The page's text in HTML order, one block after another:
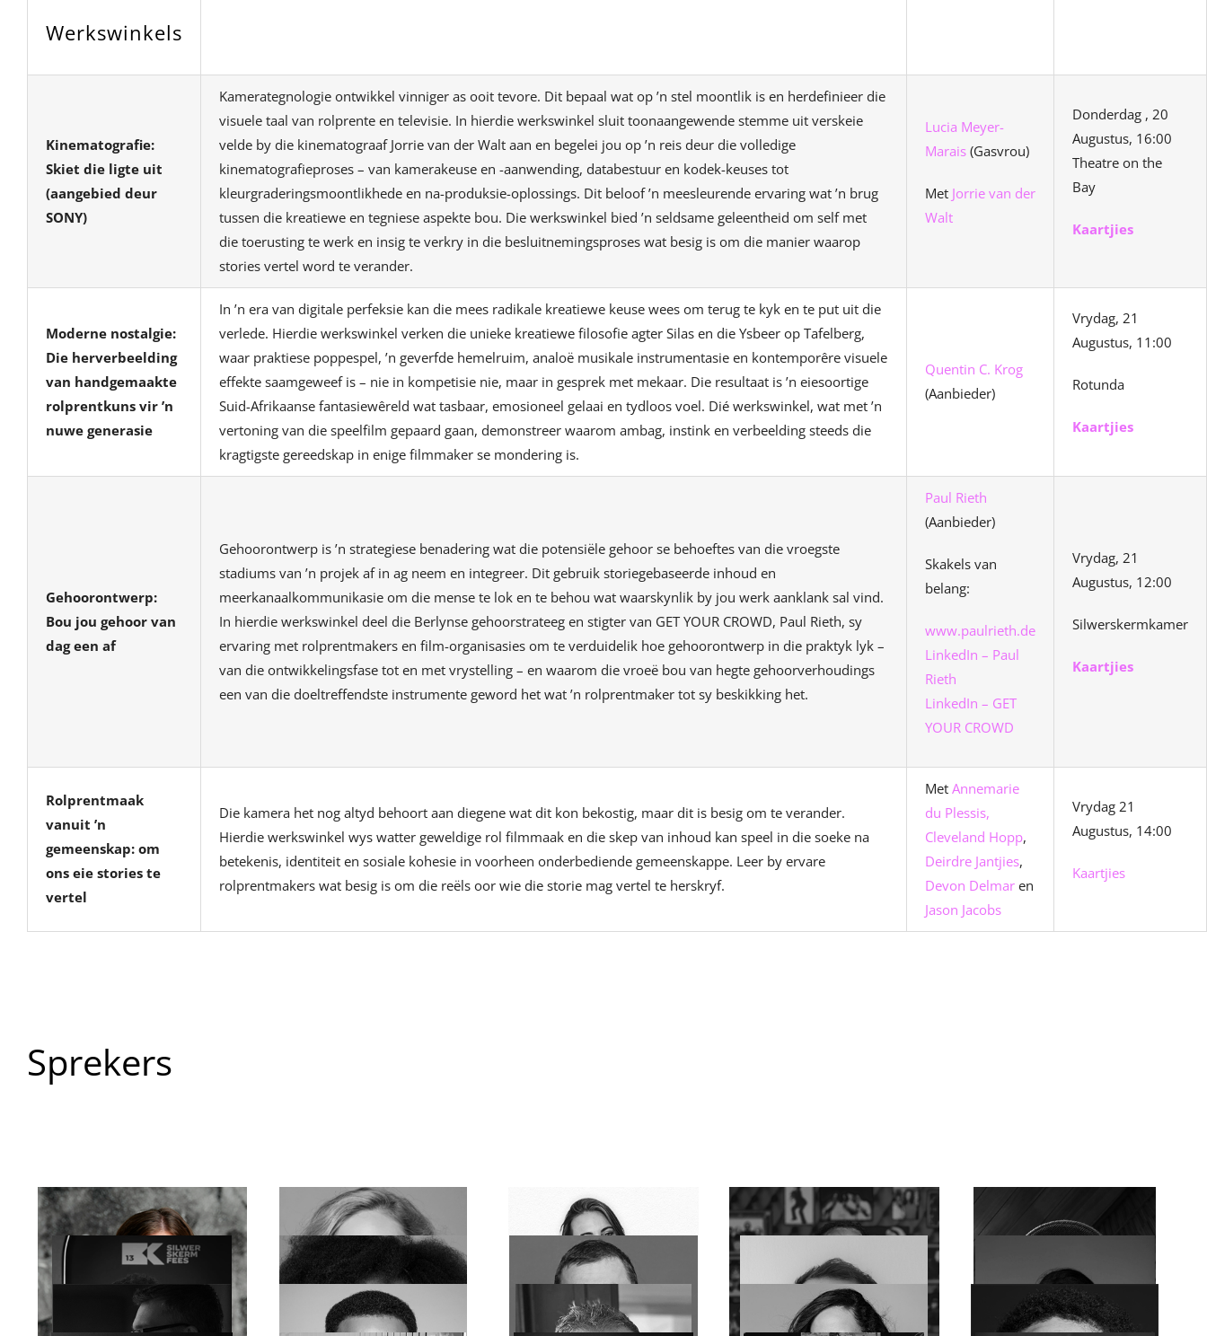
Werkswinkels
Kinematografie:
Skiet die ligte uit
(aangebied deur
SONY)
Kamerategnologie ontwikkel vinniger as ooit tevore. Dit bepaal wat op ’n stel moontlik is en herdefinieer die
visuele taal van rolprente en televisie. In hierdie werkswinkel sluit toonaangewende stemme uit verskeie
velde by die kinematograaf Jorrie van der Walt aan en begelei jou op ’n reis deur die volledige
kinematografieproses – van kamerakeuse en -aanwending, databestuur en kodek-keuses tot
kleurgraderingsmoontlikhede en na-produksie-oplossings. Dit beloof ’n meesleurende ervaring wat ’n brug
tussen die kreatiewe en tegniese aspekte bou. Die werkswinkel bied ’n seldsame geleentheid om self met
die toerusting te werk en insig te verkry in die besluitnemingsproses wat besig is om die manier waarop
stories vertel word te verander.
Lucia Meyer-
Marais(Gasvrou)
Met Jorrie van der
Walt
Donderdag , 20
Augustus, 16:00
Theatre on the
Bay
Kaartjies
Moderne nostalgie:
Die herverbeelding
van handgemaakte
rolprentkuns vir ’n
nuwe generasie
In ’n era van digitale perfeksie kan die mees radikale kreatiewe keuse wees om terug te kyk en te put uit die
verlede. Hierdie werkswinkel verken die unieke kreatiewe filosofie agter Silas en die Ysbeer op Tafelberg,
waar praktiese poppespel, ’n geverfde hemelruim, analoë musikale instrumentasie en kontemporêre visuele
effekte saamgeweef is – nie in kompetisie nie, maar in gesprek met mekaar. Die resultaat is ’n eiesoortige
Suid-Afrikaanse fantasiewêreld wat tasbaar, emosioneel gelaai en tydloos voel. Dié werkswinkel, wat met ’n
vertoning van die speelfilm gepaard gaan, demonstreer waarom ambag, instink en verbeelding steeds die
kragtigste gereedskap in enige filmmaker se mondering is.
Quentin C. Krog
(Aanbieder)
Vrydag, 21
Augustus, 11:00
Rotunda
Kaartjies
Gehoorontwerp:
Bou jou gehoor van
dag een af
Gehoorontwerp is ’n strategiese benadering wat die potensiële gehoor se behoeftes van die vroegste
stadiums van ’n projek af in ag neem en integreer. Dit gebruik storiegebaseerde inhoud en
meerkanaalkommunikasie om die mense te lok en te behou wat waarskynlik by jou werk aanklank sal vind.
In hierdie werkswinkel deel die Berlynse gehoorstrateeg en stigter van GET YOUR CROWD, Paul Rieth, sy
ervaring met rolprentmakers en film-organisasies om te verduidelik hoe gehoorontwerp in die praktyk lyk –
van die ontwikkelingsfase tot en met vrystelling – en waarom die vroeë bou van hegte gehoorverhoudings
een van die doeltreffendste instrumente geword het wat ’n rolprentmaker tot sy beskikking het.
Paul Rieth
(Aanbieder)
Skakels van
belang:
www.paulrieth.de
LinkedIn – Paul
Rieth
LinkedIn – GET
YOUR CROWD
Vrydag, 21
Augustus, 12:00
Silwerskermkamer
Kaartjies
Rolprentmaak
vanuit ’n
gemeenskap: om
ons eie stories te
vertel
Die kamera het nog altyd behoort aan diegene wat dit kon bekostig, maar dit is besig om te verander.
Hierdie werkswinkel wys watter geweldige rol filmmaak en die skep van inhoud kan speel in die soeke na
betekenis, identiteit en sosiale kohesie in voorheen onderbediende gemeenskappe. Leer by ervare
rolprentmakers wat besig is om die reëls oor wie die storie mag vertel te herskryf.
Met Annemarie
du Plessis,
Cleveland Hopp,
Deirdre Jantjies,
Devon Delmaren
Jason Jacobs
Vrydag 21
Augustus, 14:00
Kaartjies
Sprekers